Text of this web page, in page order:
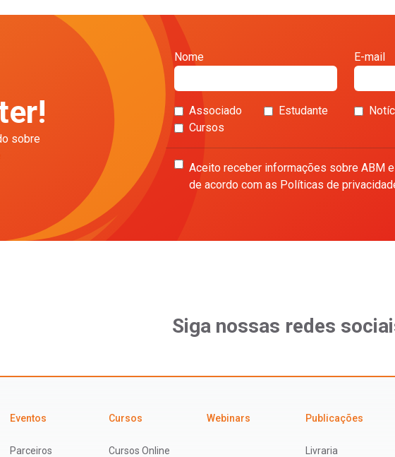
sobre
Nome E-mail
Associado Estudante
Cursos
Aceito receber informações sobre ABM
de acordo com as Políticas de
Siga nossas redes
Eventos
Parceiros
Cursos
Cursos Online
Webinars Publicações
Livraria